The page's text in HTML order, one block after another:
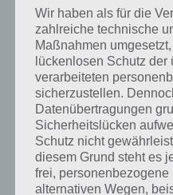
Wort, doch welche Bedeutung
dazu zu wissen? Passt das Wort
Lösungen präsentieren wir
Begriffserklärung!
Zu Koffer haben wir zunächst
Auf WhatsApp teilen
Wir haben als für die
zahlreiche technische
Maßnahmen
lückenlosen Schutz
verarbeiteten
sicherzustellen.
Datenübertragungen
Sicherheitslücken
Schutz nicht
diesem Grund steht es
frei, personenbezogene
alternativen Wegen,